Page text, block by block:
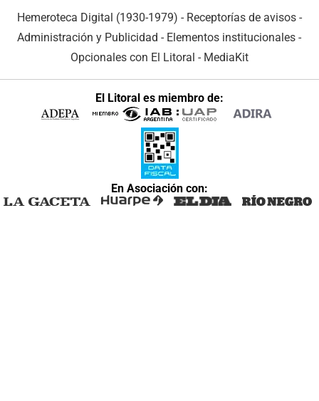
Hemeroteca Digital (1930-1979) - Receptorías de avisos -
Administración y Publicidad - Elementos institucionales -
Opcionales con El Litoral - MediaKit
El Litoral es miembro de:
En Asociación con: